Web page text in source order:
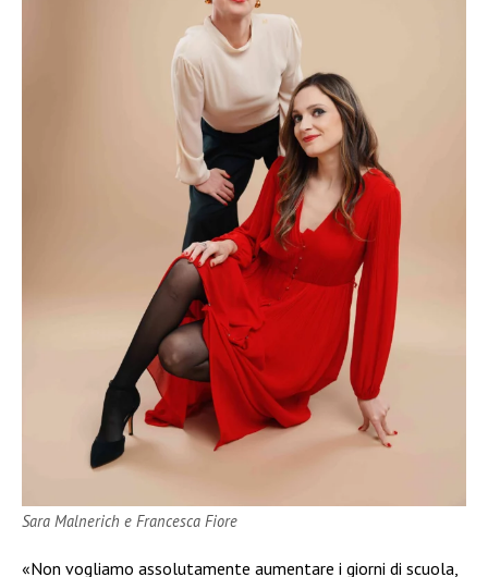
Sara Malnerich e Francesca Fiore
«Non vogliamo assolutamente aumentare i giorni di scuola,